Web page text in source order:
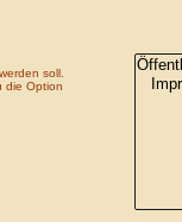
soll.
die Option